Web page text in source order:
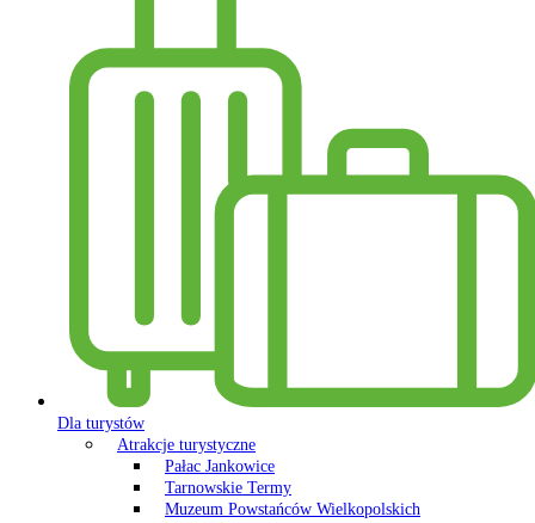
Dla turystów
Atrakcje turystyczne
Pałac Jankowice
Tarnowskie Termy
Muzeum Powstańców Wielkopolskich